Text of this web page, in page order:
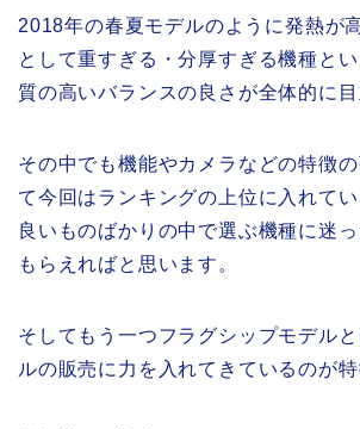
2018年の春夏モデルのように発熱が
として重すぎる・分厚すぎる機種とい
質の高いバランスの良さが全体的に目
その中でも機能やカメラなどの特徴
て今回はランキングの上位に入れて
良いものばかりの中で選ぶ機種に迷
もらえればと思います。
そしてもう一つフラグシップモデル
ルの販売に力を入れてきているのが特